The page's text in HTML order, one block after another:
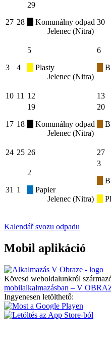
27 28
29
Komunálny odpad
Jelenec (Nitra)
30
3 4
5
Plasty
Jelenec (Nitra)
6
10 11 12 13
17 18
19
Komunálny odpad
Jelenec (Nitra)
20
24 25 26 27
31 1
2
Papier
Jelenec (Nitra)
3
Kalendář svozu odpadu
Mobil aplikáció
Kövesd weboldalunkról
mobilalkalmazásban – V
Ingyenesen letölthető: